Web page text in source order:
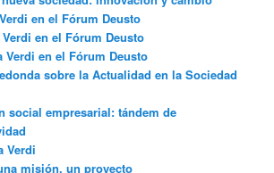
en el Fórum Deusto
en el Fórum Deusto
Verdi en el Fórum Deusto
sobre la Actualidad en la Sociedad
social empresarial: tándem de
Verdi
misión, un proyecto